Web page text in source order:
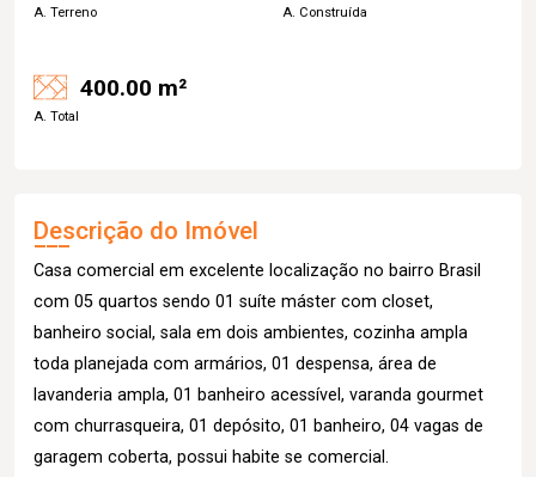
A. Terreno A. Construída
400.00 m²
A. Total
Descrição do Imóvel
Casa comercial em excelente localização no bairro Brasil
com 05 quartos sendo 01 suíte máster com closet,
banheiro social, sala em dois ambientes, cozinha ampla
toda planejada com armários, 01 despensa, área de
lavanderia ampla, 01 banheiro acessível, varanda gourmet
com churrasqueira, 01 depósito, 01 banheiro, 04 vagas de
garagem coberta, possui habite se comercial.